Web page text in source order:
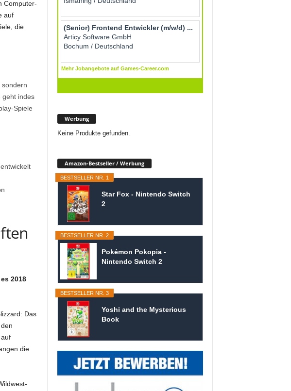
Computer-
auf
die
sondern
geht indes
Spiele
2018
Das
die
Werbung
Keine Produkte gefunden.
Amazon-Bestseller / Werbung
BESTSELLER NR. 1
Star Fox - Nintendo Switch
2
BESTSELLER NR. 2
Pokémon Pokopia -
Nintendo Switch 2
BESTSELLER NR. 3
Yoshi and the Mysterious
Book